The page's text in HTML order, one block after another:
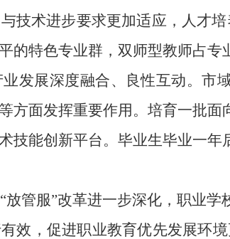
与技术进步要求更加适应，人才
的特色专业群，双师型教师占专
发展深度融合、良性互动。市
方面发挥重要作用。培育一批面
技能创新平台。 毕业生毕业一年
“放管服”改革进一步深化，职业学
效，促进职业教育优先发展环